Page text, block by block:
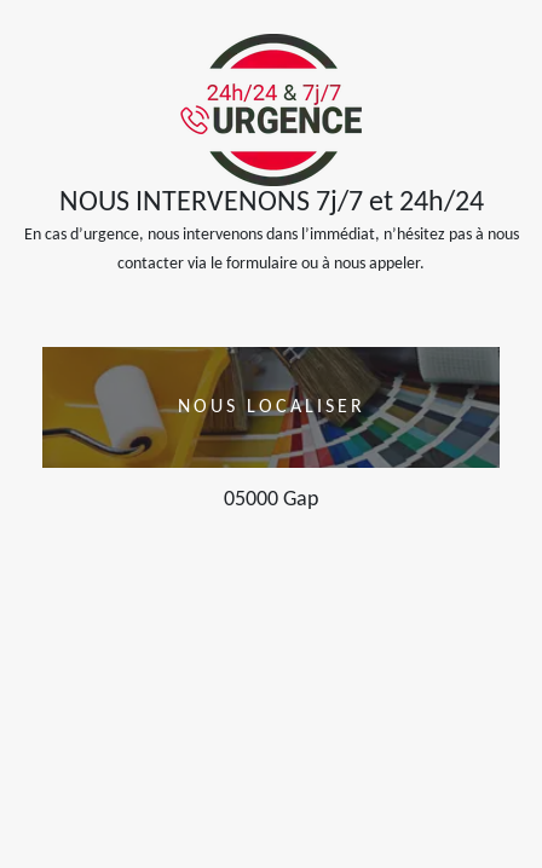
NOUS INTERVENONS 7j/7 et 24h/24
En cas d’urgence, nous intervenons dans l’immédiat, n’hésitez pas à nous
contacter via le formulaire ou à nous appeler.
NOUS LOCALISER
05000 Gap